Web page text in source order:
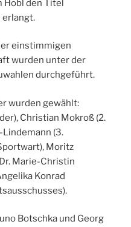
Hobl den Titel
erlangt.
einstimmigen
wurden unter der
durchgeführt.
wurden gewählt:
Christian Mokroß (2.
(3.
Moritz
Marie-Christin
Konrad
Botschka und Georg